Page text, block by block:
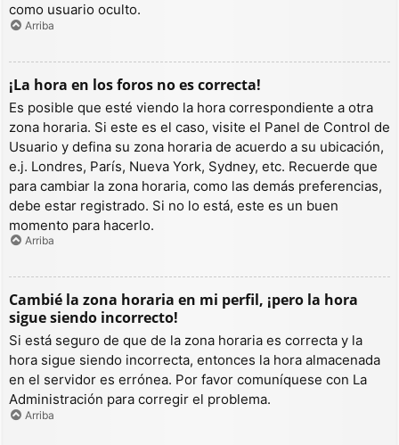
como usuario oculto.
Arriba
¡La hora en los foros no es correcta!
Es posible que esté viendo la hora correspondiente a otra
zona horaria. Si este es el caso, visite el Panel de Control de
Usuario y defina su zona horaria de acuerdo a su ubicación,
e.j. Londres, París, Nueva York, Sydney, etc. Recuerde que
para cambiar la zona horaria, como las demás preferencias,
debe estar registrado. Si no lo está, este es un buen
momento para hacerlo.
Arriba
Cambié la zona horaria en mi perfil, ¡pero la hora
sigue siendo incorrecto!
Si está seguro de que de la zona horaria es correcta y la
hora sigue siendo incorrecta, entonces la hora almacenada
en el servidor es errónea. Por favor comuníquese con La
Administración para corregir el problema.
Arriba